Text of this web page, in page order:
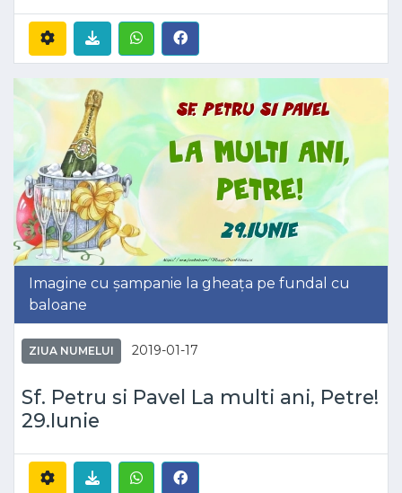
Imagine cu șampanie la gheața pe fundal cu
baloane
ZIUA NUMELUI 2019-01-17
Sf. Petru si Pavel La multi ani, Petre!
29.Iunie